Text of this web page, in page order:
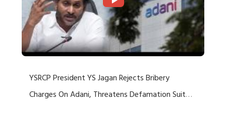
YSRCP President YS Jagan Rejects Bribery
Charges On Adani, Threatens Defamation Suit